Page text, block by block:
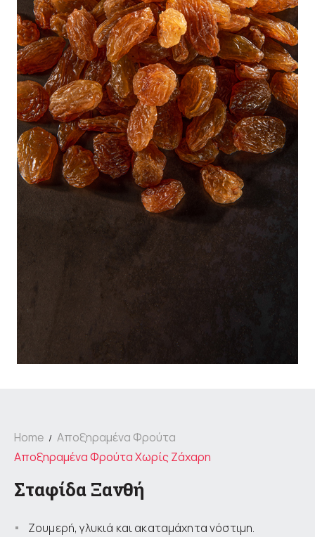
Home
Αποξηραμένα Φρούτα
Αποξηραμένα Φρούτα Χωρίς Ζάχαρη
Σταφίδα Ξανθή
Ζουμερή, γλυκιά και ακαταμάχητα νόστιμη.